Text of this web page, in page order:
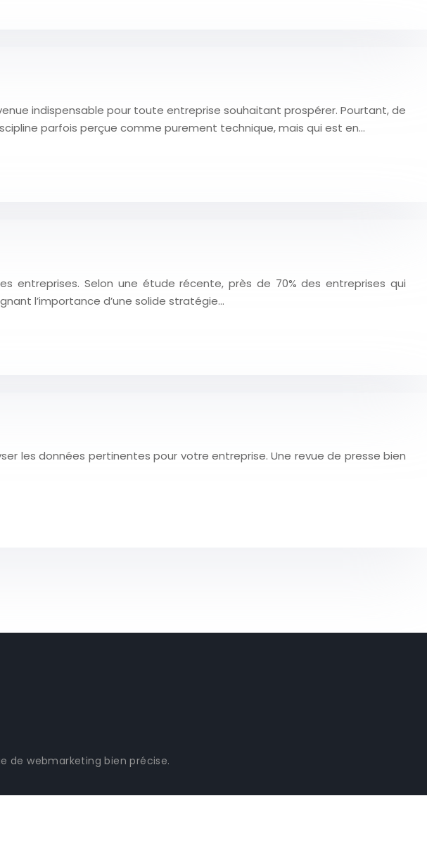
indispensable pour toute entreprise souhaitant prospérer. Pourtant, de
parfois perçue comme purement technique, mais qui est en…
entreprises. Selon une étude récente, près de 70% des entreprises qui
l’importance d’une solide stratégie…
les données pertinentes pour votre entreprise. Une revue de presse bien
de webmarketing bien précise.